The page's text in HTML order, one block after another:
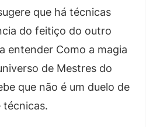
que há técnicas
do feitiço do outro
entender Como a magia
de Mestres do
que não é um duelo de
técnicas.